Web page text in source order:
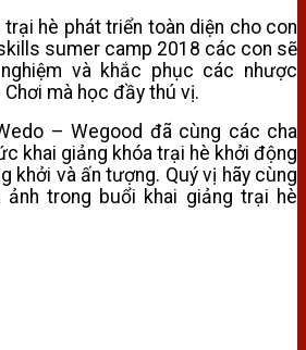
hè phát triển toàn diện cho con
sumer camp 2018 các con sẽ
và khắc phục các nhược
mà học đầy thú vị.
– Wegood đã cùng các cha
khai giảng khóa trại hè khởi động
khởi và ấn tượng. Quý vị hãy cùng
ảnh trong buổi khai giảng trại hè